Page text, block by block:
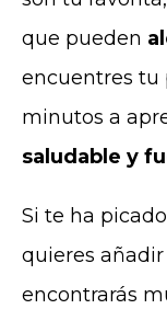
que pueden
encuentres tu
minutos a
saludable y
Si te ha
quieres
encontrarás